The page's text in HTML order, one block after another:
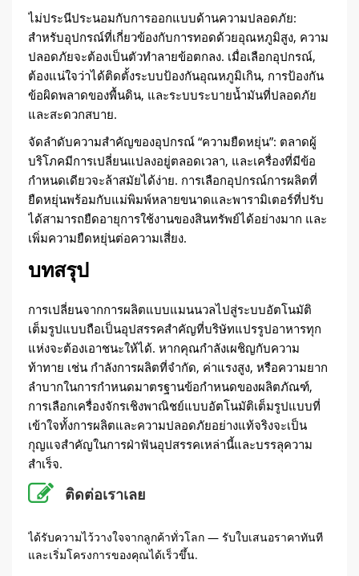
ไม่ประนีประนอมกับการออกแบบด้านความปลอดภัย:
สำหรับอุปกรณ์ที่เกี่ยวข้องกับการทอดด้วยอุณหภูมิสูง, ความ
ปลอดภัยจะต้องเป็นตัวทำลายข้อตกลง. เมื่อเลือกอุปกรณ์,
ต้องแน่ใจว่าได้ติดตั้งระบบป้องกันอุณหภูมิเกิน, การป้องกัน
ข้อผิดพลาดของพื้นดิน, และระบบระบายน้ำมันที่ปลอดภัย
และสะดวกสบาย.
จัดลำดับความสำคัญของอุปกรณ์ “ความยืดหยุ่น”: ตลาดผู้
บริโภคมีการเปลี่ยนแปลงอยู่ตลอดเวลา, และเครื่องที่มีข้อ
กำหนดเดียวจะล้าสมัยได้ง่าย. การเลือกอุปกรณ์การผลิตที่
ยืดหยุ่นพร้อมกับแม่พิมพ์หลายขนาดและพารามิเตอร์ที่ปรับ
ได้สามารถยืดอายุการใช้งานของสินทรัพย์ได้อย่างมาก และ
เพิ่มความยืดหยุ่นต่อความเสี่ยง.
บทสรุป
การเปลี่ยนจากการผลิตแบบแมนนวลไปสู่ระบบอัตโนมัติ
เต็มรูปแบบถือเป็นอุปสรรคสำคัญที่บริษัทแปรรูปอาหารทุก
แห่งจะต้องเอาชนะให้ได้. หากคุณกำลังเผชิญกับความ
ท้าทาย เช่น กำลังการผลิตที่จำกัด, ค่าแรงสูง, หรือความยาก
ลำบากในการกำหนดมาตรฐานข้อกำหนดของผลิตภัณฑ์,
การเลือกเครื่องจักรเชิงพาณิชย์แบบอัตโนมัติเต็มรูปแบบที่
เข้าใจทั้งการผลิตและความปลอดภัยอย่างแท้จริงจะเป็น
กุญแจสำคัญในการฝ่าฟันอุปสรรคเหล่านี้และบรรลุความ
สำเร็จ.
ติดต่อเราเลย
ได้รับความไว้วางใจจากลูกค้าทั่วโลก — รับใบเสนอราคาทันที
และเริ่มโครงการของคุณได้เร็วขึ้น.